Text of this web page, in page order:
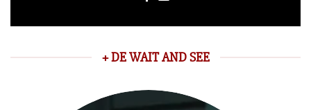
+ DE WAIT AND SEE